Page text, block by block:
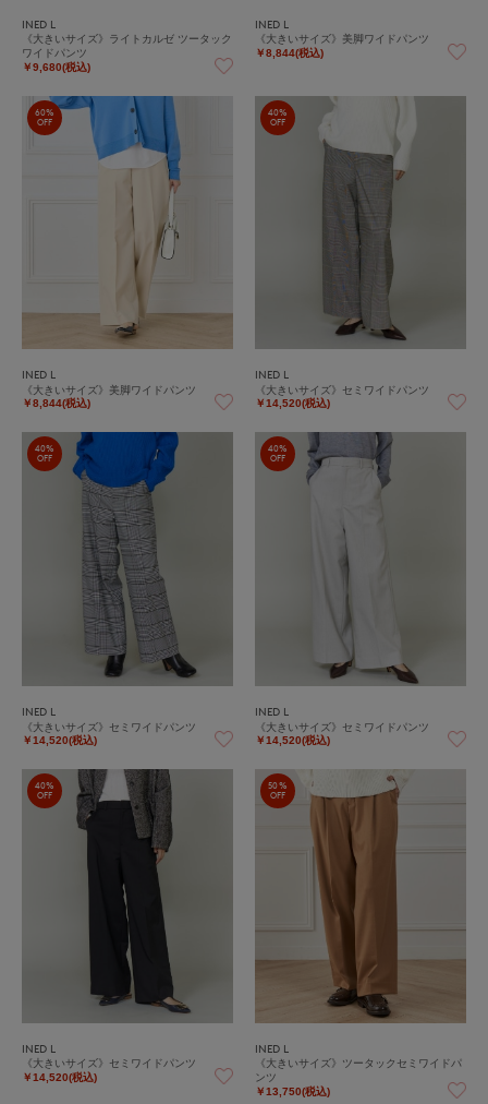
INED L
《大きいサイズ》ライトカルゼ ツータック
ワイドパンツ
￥9,680(税込)
INED L
《大きいサイズ》美脚ワイドパンツ
￥8,844(税込)
60%
OFF
INED L
《大きいサイズ》美脚ワイドパンツ
￥8,844(税込)
40%
OFF
INED L
《大きいサイズ》セミワイドパンツ
￥14,520(税込)
40%
OFF
INED L
《大きいサイズ》セミワイドパンツ
￥14,520(税込)
40%
OFF
INED L
《大きいサイズ》セミワイドパンツ
￥14,520(税込)
40%
OFF
INED L
《大きいサイズ》セミワイドパンツ
￥14,520(税込)
50%
OFF
INED L
《大きいサイズ》ツータックセミワイドパ
ンツ
￥13,750(税込)